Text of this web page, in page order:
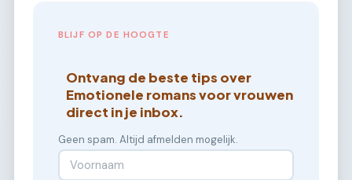
BLIJF OP DE HOOGTE
Ontvang de beste tips over
Emotionele romans voor vrouwen
direct in je inbox.
Geen spam. Altijd afmelden mogelijk.